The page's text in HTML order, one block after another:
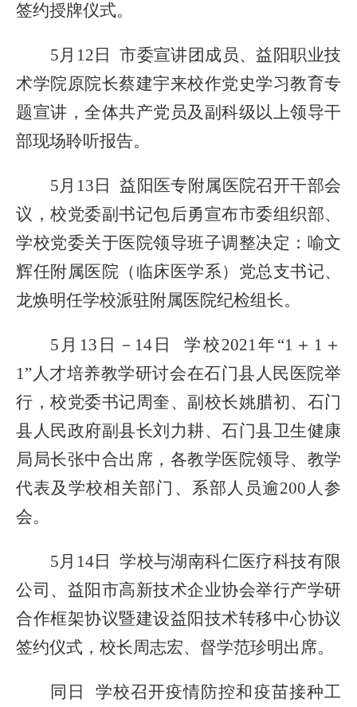
签约授牌仪式。
5月12日 市委宣讲团成员、益阳职业技
术学院原院长蔡建宇来校作党史学习教育专
题宣讲，全体共产党员及副科级以上领导干
部现场聆听报告。
5月13日 益阳医专附属医院召开干部会
议，校党委副书记包后勇宣布市委组织部、
学校党委关于医院领导班子调整决定：喻文
辉任附属医院（临床医学系）党总支书记、
龙焕明任学校派驻附属医院纪检组长。
5月13日 － 14日 学校2021年“1＋1＋
1”人才培养教学研讨会在石门县人民医院举
行，校党委书记周奎、副校长姚腊初、石门
县人民政府副县长刘力耕、石门县卫生健康
局局长张中合出席，各教学医院领导、教学
代表及学校相关部门、系部人员逾200人参
会。
5月14日 学校与湖南科仁医疗科技有限
公司、益阳市高新技术企业协会举行产学研
合作框架协议暨建设益阳技术转移中心协议
签约仪式，校长周志宏、督学范珍明出席。
同日
学校召开疫情防控和疫苗接种工